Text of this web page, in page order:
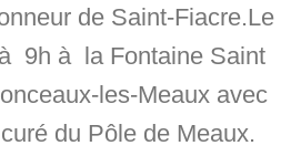
de Saint-Fiacre.Le
9h à la Fontaine Saint
les-Meaux avec
du Pôle de Meaux.